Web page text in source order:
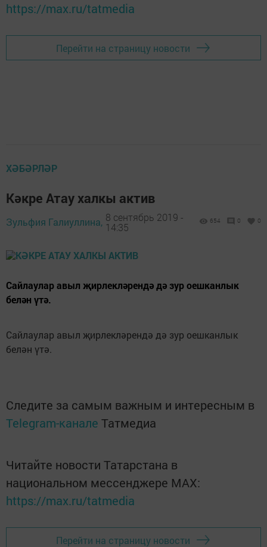
https://max.ru/tatmedia
Перейти на страницу новости
ХӘБӘРЛӘР
Кәкре Атау халкы актив
Зульфия Галиуллина, 8 сентябрь 2019 -
14:35
654 0 0
Сайлаулар авыл җирлекләрендә дә зур оешканлык
белән үтә.
Сайлаулар авыл җирлекләрендә дә зур оешканлык
белән үтә.
Следите за самым важным и интересным в
Telegram-канале Татмедиа
Читайте новости Татарстана в
национальном мессенджере MАХ:
https://max.ru/tatmedia
Перейти на страницу новости